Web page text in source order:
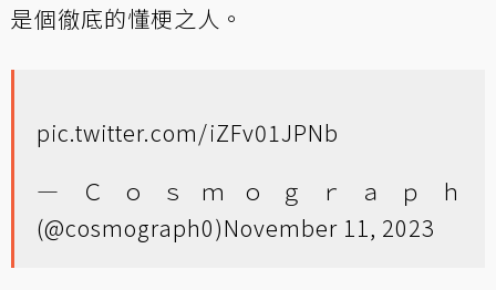
是個徹底的懂梗之人。
pic.twitter.com/iZFv01JPNb
— Ｃｏｓｍｏｇｒａｐｈ
(@cosmograph0)November 11, 2023